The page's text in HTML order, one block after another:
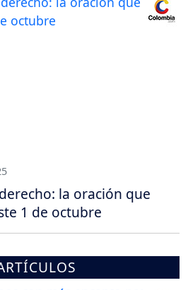
la oración que
1 de octubre